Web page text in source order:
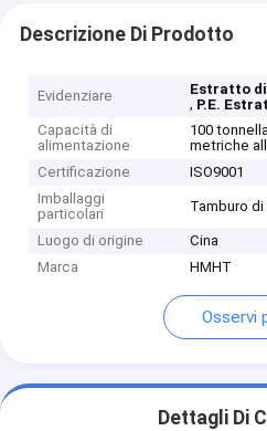
Descrizione Di Prodotto
Evidenziare
Estratto
, P.E.
Capacità di
alimentazione
100
metriche
Certificazione
ISO9001
Imballaggi
particolari
Tamburo
Luogo di origine
Cina
Marca
HMHT
Osservi
Dettagli Di